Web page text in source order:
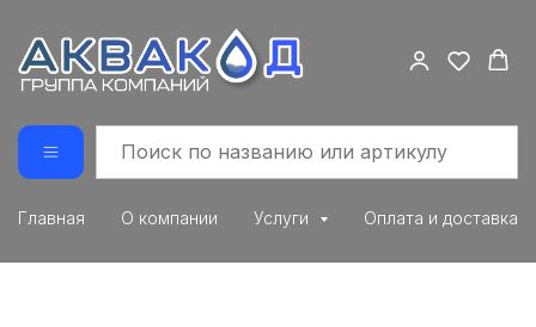
Главная О компании Услуги Оплата и доставка